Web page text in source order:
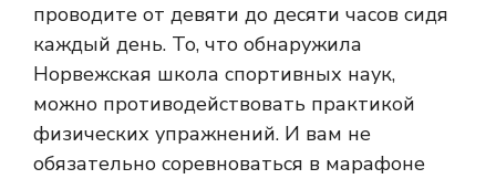
проводите от девяти до десяти часов сидя
каждый день. То, что обнаружила
Норвежская школа спортивных наук,
можно противодействовать практикой
физических упражнений. И вам не
обязательно соревноваться в марафоне